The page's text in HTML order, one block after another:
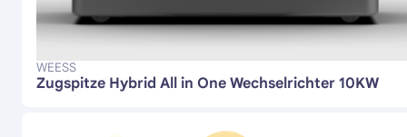
WEESS
Zugspitze Hybrid All in One Wechselrichter 10KW